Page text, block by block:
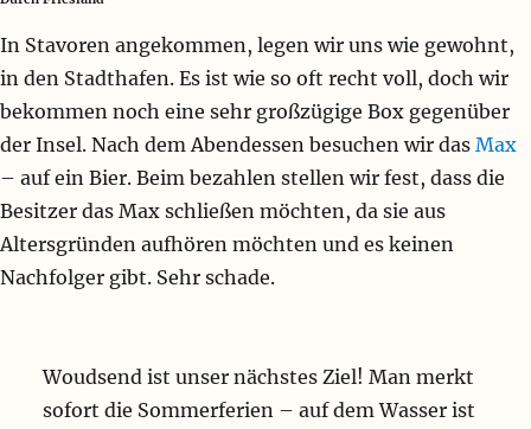
In Stavoren angekommen, legen wir uns wie gewohnt,
in den Stadthafen. Es ist wie so oft recht voll, doch wir
bekommen noch eine sehr großzügige Box gegenüber
der Insel. Nach dem Abendessen besuchen wir das Max
– auf ein Bier. Beim bezahlen stellen wir fest, dass die
Besitzer das Max schließen möchten, da sie aus
Altersgründen aufhören möchten und es keinen
Nachfolger gibt. Sehr schade.
Woudsend ist unser nächstes Ziel! Man merkt
sofort die Sommerferien – auf dem Wasser ist